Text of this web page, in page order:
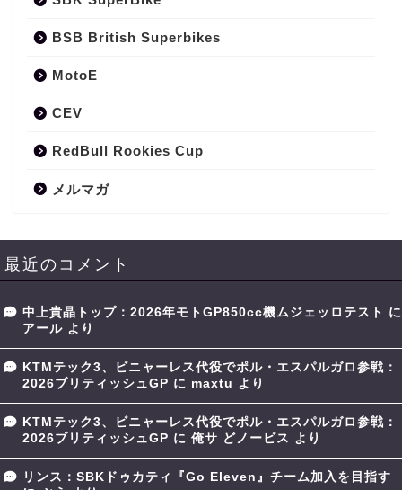
BSB British Superbikes
MotoE
CEV
RedBull Rookies Cup
メルマガ
最近のコメント
中上貴晶トップ：2026年モトGP850cc機ムジェッロテスト に
アール より
KTMテック3、ビニャーレス代役でポル・エスパルガロ参戦：
2026ブリティッシュGP に maxtu より
KTMテック3、ビニャーレス代役でポル・エスパルガロ参戦：
2026ブリティッシュGP に 俺サ どノービス より
リンス：SBKドゥカティ『Go Eleven』チーム加入を目指す